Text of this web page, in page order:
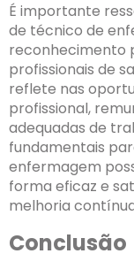
É importante
de técnico de
reconhecimento
profissionais de
reflete nas
profissional,
adequadas de
fundamentais
enfermagem
forma eficaz e
melhoria
Conclusão